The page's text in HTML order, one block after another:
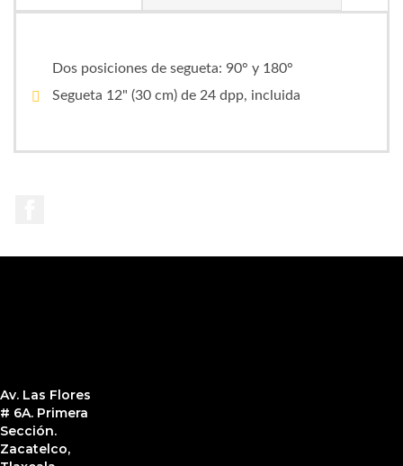
Dos posiciones de segueta: 90° y 180°
Segueta 12" (30 cm) de 24 dpp, incluida
Av. Las Flores
# 6A. Primera
Sección.
Zacatelco,